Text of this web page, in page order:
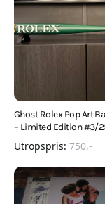
Ghost Rolex Pop Art
– Limited Edition #3/
Utropspris: 750,-
På
skjulte
konto, legg